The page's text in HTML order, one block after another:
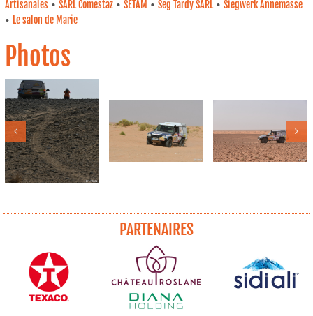
Artisanales • SARL Comestaz • SETAM • Seg Tardy SARL• Siegwerk Annemasse
• Le salon de Marie
Photos
PARTENAIRES